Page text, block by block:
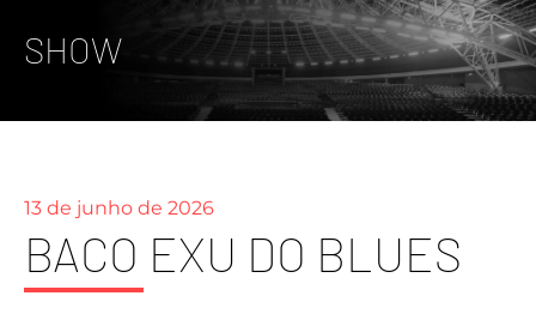
SHOW
13 de junho de 2026
BACO EXU DO BLUES